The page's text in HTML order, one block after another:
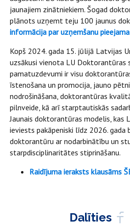
jaunajiem zinātniekiem. Šogad
plānots uzņemt teju 100 jaunus
informācija par uzņemšanu pieejama
Kopš 2024. gada 15. jūlijā Latvijas
uzsākusi vienota LU Doktorantūras
pamatuzdevumi ir visu
īstenošana un promocija, jauno
nodrošināšana, doktorantūras
pilnveide, kā arī starptautiskās
Jaunais doktorantūras modelis, kas
ieviests pakāpeniski līdz 2026. gada
doktorantūru ar nodarbinātību un
starpdisciplinaritātes stiprināšanu.
Raidījuma ieraksts klausāms
Dalīties